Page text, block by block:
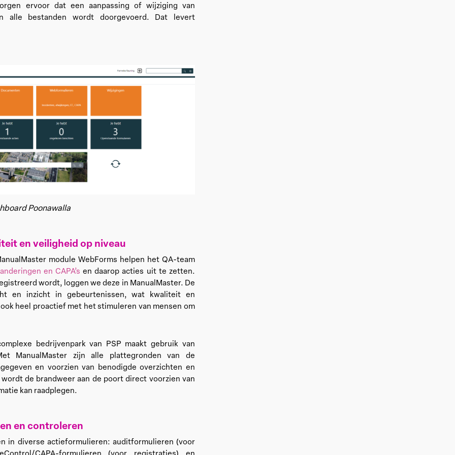
ervoor dat een aanpassing of wijziging van
alle bestanden wordt doorgevoerd. Dat levert
Poonawalla
en veiligheid op niveau
module WebForms helpen het QA-team
en CAPA’s en daarop acties uit te zetten.
wordt, loggen we deze in ManualMaster. De
en inzicht in gebeurtenissen, wat kwaliteit en
heel proactief met het stimuleren van mensen om
bedrijvenpark van PSP maakt gebruik van
ManualMaster zijn alle plattegronden van de
en voorzien van benodigde overzichten en
de brandweer aan de poort direct voorzien van
kan raadplegen.
en controleren
in diverse actieformulieren: auditformulieren (voor
CAPA-formulieren (voor registraties) en